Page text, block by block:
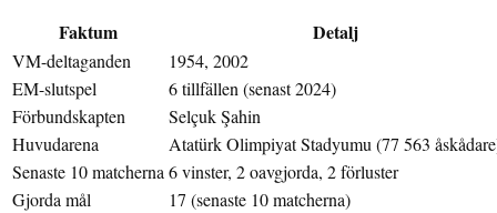
Faktum Detalj
VM-deltaganden
1954, 2002
EM-slutspel
6 tillfällen (senast 2024)
Förbundskapten
Selçuk Şahin
Huvudarena
Atatürk Olimpiyat Stadyumu (77 563
Senaste 10 matcherna6 vinster, 2 oavgjorda, 2 förluster
Gjorda mål
17 (senaste 10 matcherna)